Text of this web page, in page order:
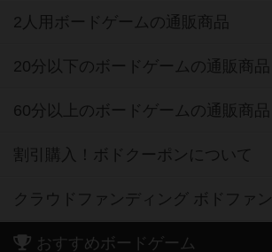
2人用ボードゲームの通販商品
20分以下のボードゲームの通販商品
60分以上のボードゲームの通販商品
割引購入！ボドクーポンについて
クラウドファンディング ボドファン
おすすめボードゲーム